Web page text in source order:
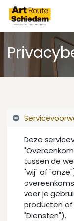
Overslaan naar
Deze
tussen de
"wij" of
voor je
producten of
"Diensten").